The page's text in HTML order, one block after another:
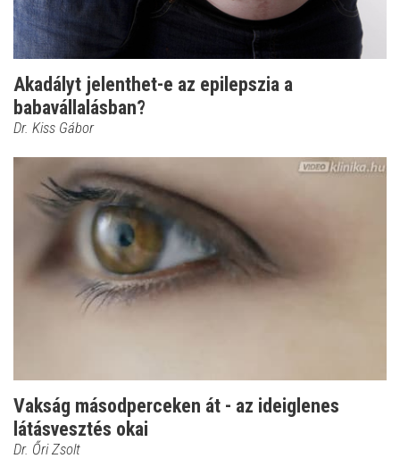
Akadályt jelenthet-e az epilepszia a
babavállalásban?
Dr. Kiss Gábor
Vakság másodperceken át - az ideiglenes
látásvesztés okai
Dr. Őri Zsolt